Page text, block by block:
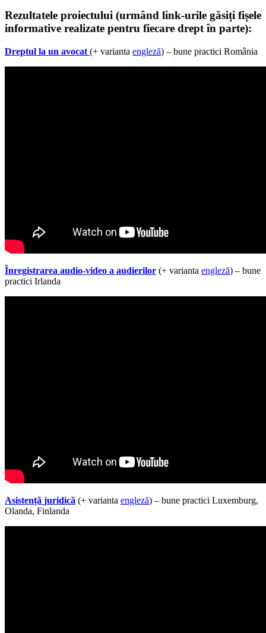
Rezultatele proiectului (urmând link-urile găsiți fișele
informative realizate pentru fiecare drept în parte):
Dreptul la un avocat (+ varianta engleză) – bune practici România
Înregistrarea audio-video a audierilor (+ varianta engleză) – bune
practici Irlanda
Asistență juridică (+ varianta engleză) – bune practici Luxemburg,
Olanda, Finlanda